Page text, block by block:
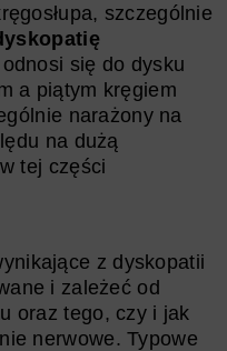
szczególnie
się do dysku
a piątym kręgiem
narażony na
na dużą
tej części
z dyskopatii
i zależeć od
oraz tego, czy i jak
nerwowe. Typowe